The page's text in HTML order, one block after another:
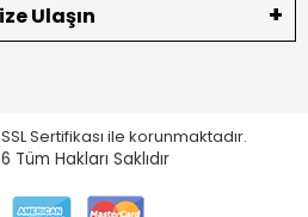
Ulaşın
Sertifikası ile korunmaktadır.
Tüm Hakları Saklıdır